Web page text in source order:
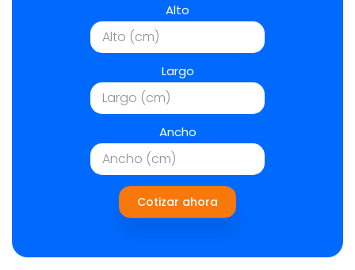
Alto
Largo
Ancho
Cotizar ahora